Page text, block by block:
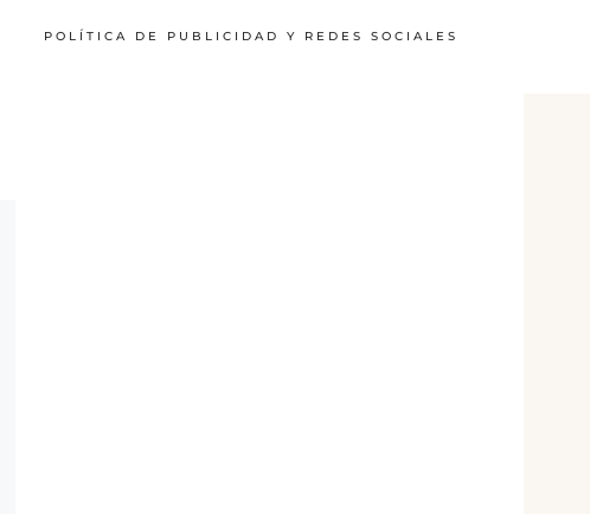
POLÍTICA DE PUBLICIDAD Y REDES SOCIALES